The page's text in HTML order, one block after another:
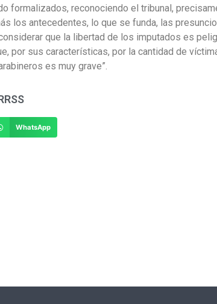
formalizados, reconociendo el tribunal,
los antecedentes, lo que se funda, las
que la libertad de los imputados es
por sus características, por la cantidad de
es muy grave”.
WhatsApp